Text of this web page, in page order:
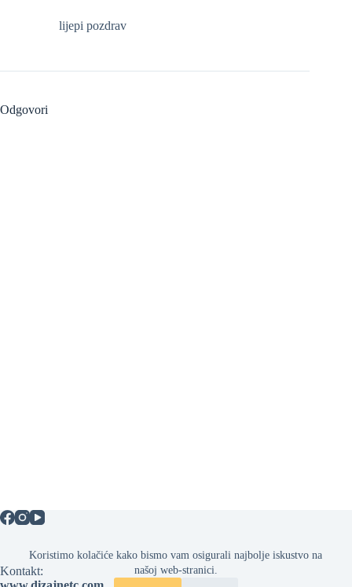
Koristimo kolačiće kako bismo vam osigurali najbolje iskustvo na
našoj web-stranici.
lijepi pozdrav
Odgovori
Kontakt: